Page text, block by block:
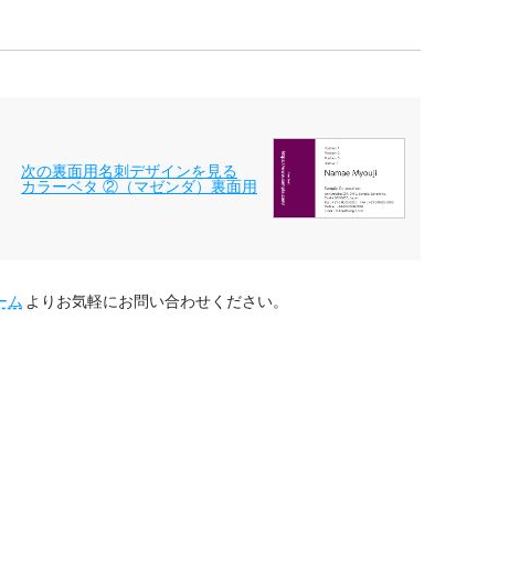
次の裏面用名刺デザインを見る
カラーベタ ②（マゼンダ）裏面用
ム よりお気軽にお問い合わせください。